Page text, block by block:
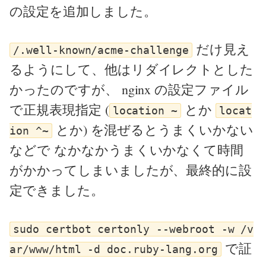
の設定を追加しました。
/.well-known/acme-challenge だけ見え
るようにして、他はリダイレクトとした
かったのですが、 nginx の設定ファイル
で正規表現指定 ( location ~ とか
locat
ion ^~ とか) を混ぜるとうまくいかない
などで なかなかうまくいかなくて時間
がかかってしまいましたが、最終的に設
定できました。
sudo certbot certonly --webroot -w /v
ar/www/html -d doc.ruby-lang.org で証